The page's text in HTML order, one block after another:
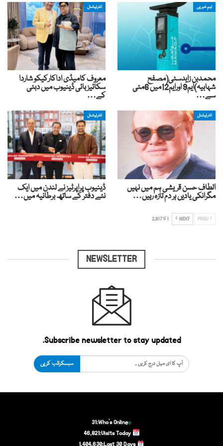
اہم خبریں
محمدبن زایدسٹی(مصفح
شہابیہ)ایم9 اورایم12میں 6مئی
سے…
انٹرنیشنل
معروف کامیڈی اداکارکیکو شاردا
سکائیز بائی ڈینیوب میں دبئی
کے…
انٹرنیشنل
الطاف حسن قریشی ہم میں نہیں
مگرانکی یادیں ہر دم تازہ رہیں…
انٹرنیشنل
ڈینیوب پراپرٹیز نے لندن میں ایک
نئے دفتر کے ساتھ برطانیہ میں…
NEXT 1 کا 2,817
NEWSLETTER
Subscribe newsletter to stay updated.
سبسکرائب کریں
Who's Online:
31
Visits Today:
46,821